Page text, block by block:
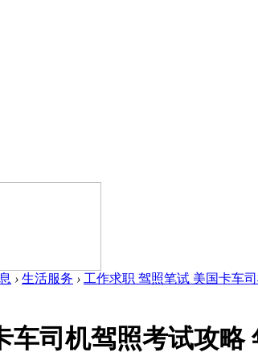
› 生活服务 › 工作求职 驾照笔试 美国卡车
司机驾照考试攻略